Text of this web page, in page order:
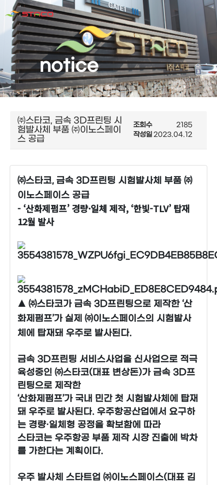
notice
㈜스타코, 금속 3D프린팅 시
험발사체 부품 ㈜이노스페이
스 공급
조회수
2185
작성일2023.04.12
㈜스타코, 금속 3D프린팅 시험발사체 부품 ㈜
이노스페이스 공급
- ‘산화제펌프’ 경량·일체 제작, ‘한빛-TLV’ 탑재
12월 발사
▲ ㈜스타코가 금속 3D프린팅으로 제작한 ‘산
화제펌프’가 실제 ㈜이노스페이스의 시험발사
체에 탑재돼 우주로 발사된다.
금속 3D프린팅 서비스사업을 신사업으로 적극
육성중인 ㈜스타코(대표 변상돈)가 금속 3D프
린팅으로 제작한
‘산화제펌프’가 국내 민간 첫 시험발사체에 탑재
돼 우주로 발사된다. 우주항공산업에서 요구하
는 경량·일체형 공정을 확보함에 따라
스타코는 우주항공 부품 제작 시장 진출에 박차
를 가한다는 계획이다.
우주 발사체 스타트업 ㈜이노스페이스(대표 김